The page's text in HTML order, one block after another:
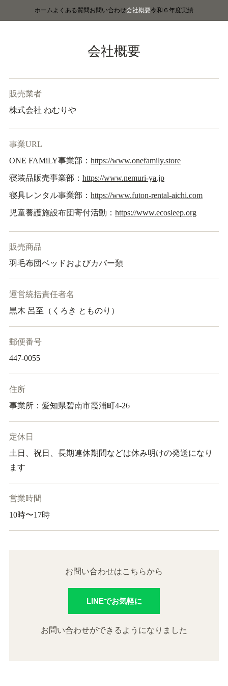
ホームよくある質問 お問い合わせ会社概要令和６年度実績
会社概要
販売業者
株式会社 ねむりや
事業URL
ONE FAMiLY事業部： https://www.onefamily.store
寝装品販売事業部： https://www.nemuri-ya.jp
寝具レンタル事業部： https://www.futon-rental-aichi.com
児童養護施設布団寄付活動： https://www.ecosleep.org
販売商品
羽毛布団ベッドおよびカバー類
運営統括責任者名
黒木 呂至（くろき とものり）
郵便番号
447-0055
住所
事業所：愛知県碧南市霞浦町4-26
定休日
土日、祝日、長期連休期間などは休み明けの発送になり
ます
営業時間
10時〜17時
お問い合わせはこちらから
LINEでお気軽に
お問い合わせができるようになりました